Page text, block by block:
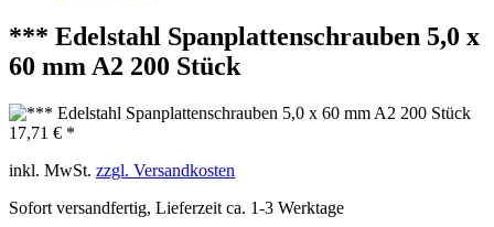
*** Edelstahl Spanplattenschrauben 5,0 x
60 mm A2 200 Stück
17,71 € *
inkl. MwSt. zzgl. Versandkosten
Sofort versandfertig, Lieferzeit ca. 1-3 Werktage